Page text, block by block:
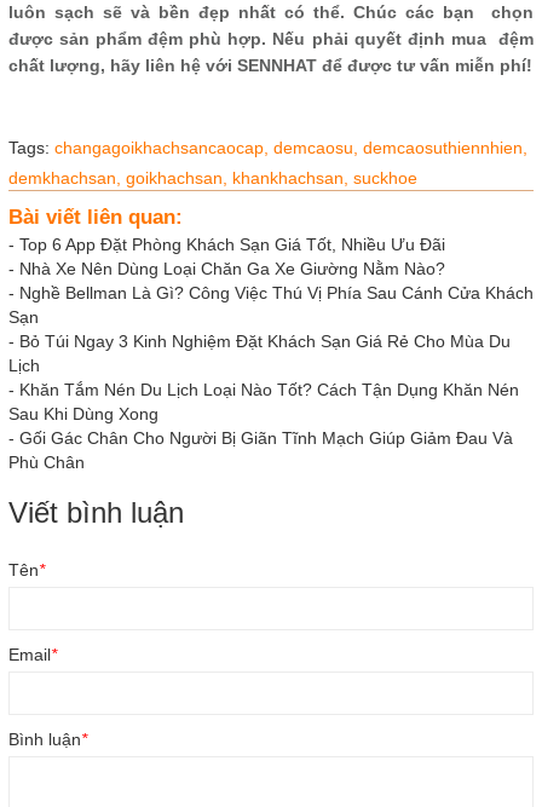
luôn sạch sẽ và bền đẹp nhất có thể. Chúc các bạn chọn
được sản phẩm đệm phù hợp. Nếu phải quyết định mua đệm
chất lượng, hãy liên hệ với SENNHAT để được tư vấn miễn phí!
Tags: changagoikhachsancaocap, demcaosu, demcaosuthiennhien,
demkhachsan, goikhachsan, khankhachsan, suckhoe
Bài viết liên quan:
- Top 6 App Đặt Phòng Khách Sạn Giá Tốt, Nhiều Ưu Đãi
- Nhà Xe Nên Dùng Loại Chăn Ga Xe Giường Nằm Nào?
- Nghề Bellman Là Gì? Công Việc Thú Vị Phía Sau Cánh Cửa Khách
Sạn
- Bỏ Túi Ngay 3 Kinh Nghiệm Đặt Khách Sạn Giá Rẻ Cho Mùa Du
Lịch
- Khăn Tắm Nén Du Lịch Loại Nào Tốt? Cách Tận Dụng Khăn Nén
Sau Khi Dùng Xong
- Gối Gác Chân Cho Người Bị Giãn Tĩnh Mạch Giúp Giảm Đau Và
Phù Chân
Viết bình luận
Tên*
Email*
Bình luận*